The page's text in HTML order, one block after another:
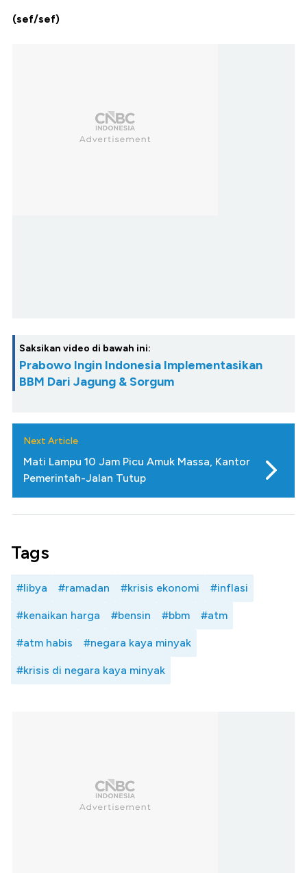
(sef/sef)
Saksikan video di bawah ini:
Prabowo Ingin Indonesia Implementasikan
BBM Dari Jagung & Sorgum
Next Article
Mati Lampu 10 Jam Picu Amuk Massa, Kantor
Pemerintah-Jalan Tutup
Tags
#libya #ramadan #krisis ekonomi #inflasi
#kenaikan harga #bensin #bbm #atm
#atm habis #negara kaya minyak
#krisis di negara kaya minyak